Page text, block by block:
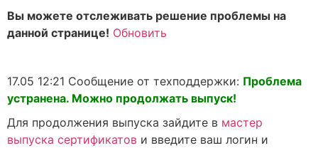
Вы можете отслеживать решение проблемы на
данной странице! Обновить
17.05 12:21 Сообщение от техподдержки: Проблема
устранена. Можно продолжать выпуск!
Для продолжения выпуска зайдите в мастер
выпуска сертификатов и введите ваш логин и